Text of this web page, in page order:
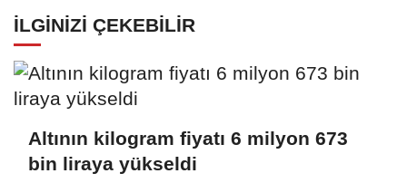
İLGINIZI ÇEKEBILIR
Altının kilogram fiyatı 6 milyon 673
bin liraya yükseldi